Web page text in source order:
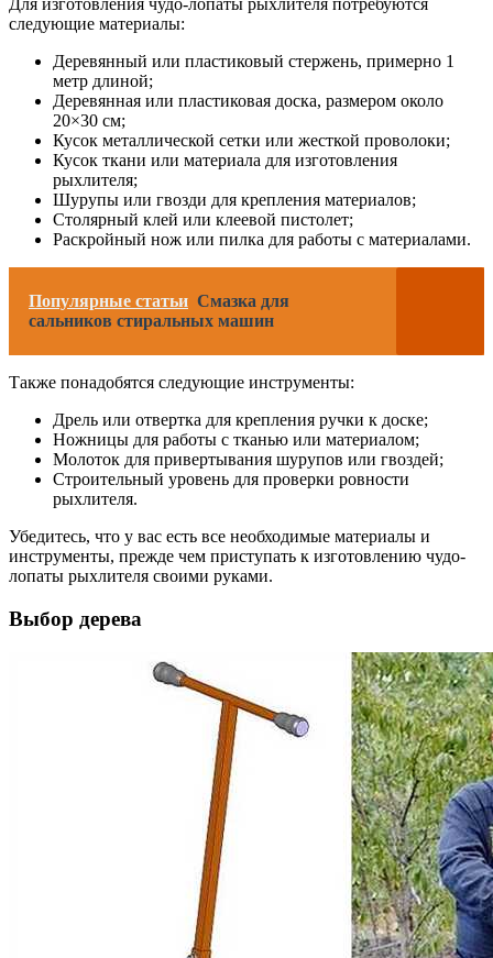
Для изготовления чудо-лопаты рыхлителя потребуются
следующие материалы:
Деревянный или пластиковый стержень, примерно 1
метр длиной;
Деревянная или пластиковая доска, размером около
20×30 см;
Кусок металлической сетки или жесткой проволоки;
Кусок ткани или материала для изготовления
рыхлителя;
Шурупы или гвозди для крепления материалов;
Столярный клей или клеевой пистолет;
Раскройный нож или пилка для работы с материалами.
Популярные статьи Смазка для
сальников стиральных машин
Также понадобятся следующие инструменты:
Дрель или отвертка для крепления ручки к доске;
Ножницы для работы с тканью или материалом;
Молоток для привертывания шурупов или гвоздей;
Строительный уровень для проверки ровности
рыхлителя.
Убедитесь, что у вас есть все необходимые материалы и
инструменты, прежде чем приступать к изготовлению чудо-
лопаты рыхлителя своими руками.
Выбор дерева